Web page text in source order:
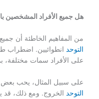
هل جميع الأفراد
من المفاهيم الخاطئة أن
التوحد انطوائيين. اضطراب
على الأفراد سمات مختلفة،
على سبيل المثال، يحب
التوحد الخروج. ومع ذلك، قد